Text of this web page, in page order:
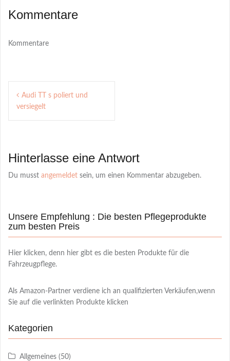
Kommentare
Kommentare
Post
navigation
Audi TT s poliert und
versiegelt
Hinterlasse eine Antwort
Du musst angemeldet sein, um einen Kommentar abzugeben.
Unsere Empfehlung : Die besten Pflegeprodukte
zum besten Preis
Hier klicken, denn hier gibt es die besten Produkte für die
Fahrzeugpflege.
Als Amazon-Partner verdiene ich an qualifizierten Verkäufen,wenn
Sie auf die verlinkten Produkte klicken
Kategorien
Allgemeines (50)